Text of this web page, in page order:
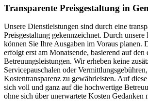
Transparente Preisgestaltung in
Unsere Dienstleistungen sind durch eine
Preisgestaltung gekennzeichnet. Durch unsere
können Sie Ihre Ausgaben im Voraus planen.
erfolgt erst am Monatsende, basierend auf den
Betreuungsleistungen. Wir erheben keine
Servicepauschalen oder
Kostentransparenz zu gewährleisten. Auf
sich voll und ganz auf die hochwertige
ohne sich über unerwartete Kosten Gedanken